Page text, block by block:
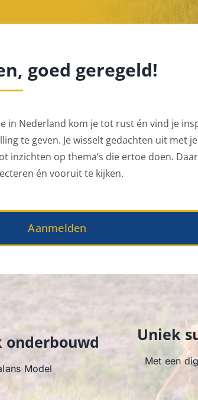
goed geregeld!
in Nederland kom je tot rust én vind je
te geven. Je wisselt gedachten uit met je
inzichten op thema’s die ertoe doen.
én vooruit te kijken.
Aanmelden
onderbouwd
Model
Uniek
Met een